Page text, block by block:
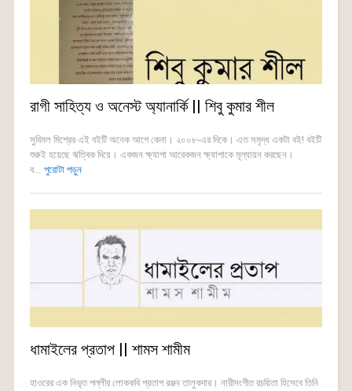
রাগী সাহিত্য ও অনেস্ট অ্যানার্কি || শিবু কুমার শীল
সুবিমল মিশ্রের এই বইটি অনেক আগে কেনা। ২০০৮-এর দিকে। এত সমৃদ্ধ একটা বই! বইটি
শুরুই হয়েছে ঋত্বিক দিয়ে। একজন ক্ষ্যাপা আরেকজন ক্ষ্যাপাকে মূল্যায়ন করছেন।
ব... পুরোটা পড়ুন
ধামাইলের প্রতাপ || শামস শামীম
হাওরের এক নিভৃত পল্লীর লোককবি প্রতাপ রঞ্জন তালুকদার। নারীসংগীত রচয়িতা হিসেবে তিনি